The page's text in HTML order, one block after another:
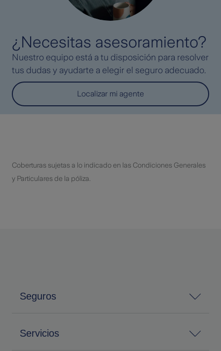
¿Necesitas asesoramiento?
Nuestro equipo está a tu disposición para resolver
tus dudas y ayudarte a elegir el seguro adecuado.
Localizar mi agente
Coberturas sujetas a lo indicado en las Condiciones Generales
y Particulares de la póliza.
Seguros
Servicios